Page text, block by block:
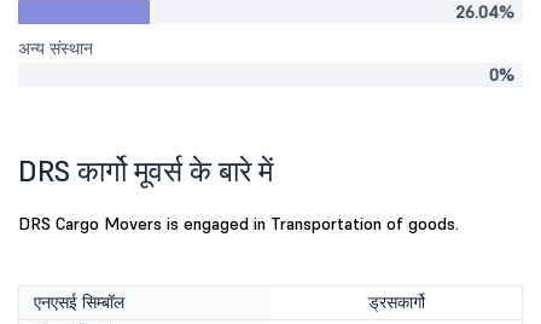
26.04%
अन्य संस्थान
0%
DRS कार्गो मूवर्स के बारे में
DRS Cargo Movers is engaged in Transportation of goods.
एनएसई सिम्बॉल
ड्रसकार्गो